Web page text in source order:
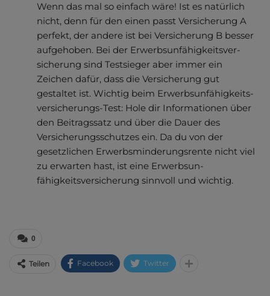
Wenn das mal so einfach wäre! Ist es natürlich
nicht, denn für den einen passt Versicherung A
perfekt, der andere ist bei Versicherung B besser
aufgehoben. Bei der Erwerbsun­fähigkeitsver­
sicherung sind Testsieger aber immer ein
Zeichen dafür, dass die Versicherung gut
gestaltet ist. Wichtig beim Erwerbs­unfähig­keits­
versicherungs-Test: Hole dir Informationen über
den Beitragssatz und über die Dauer des
Versiche­rungs­schutzes ein. Da du von der
gesetzlichen Erwerbsmin­derungs­rente nicht viel
zu erwarten hast, ist eine Erwerbsun­
fähigkeitsver­sicherung sinnvoll und wichtig.
0
Teilen Facebook Twitter